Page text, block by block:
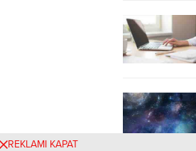
REKLAMI KAPAT